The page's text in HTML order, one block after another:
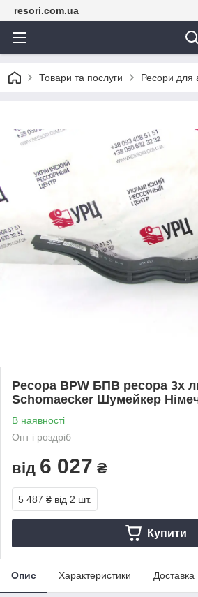
resori.com.ua
Товари та послуги Ресори для
Ресора BPW БПВ ресора 3х
Schomaecker Шумейкер
В наявності
Опт і роздріб
від 6 027 ₴
5 487 ₴ від 2 шт.
Купити
Опис Характеристики Доставка